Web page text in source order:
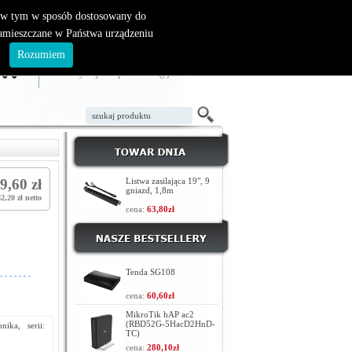
TWÓJ KOSZYK
W koszyku jest 0 produktów(y)
ZAŁÓŻ KONTO LOGOWANIE
zł
zł netto
serii:
Listwa zasilająca 19", 9
gniazd, 1,8m
cena: 63,80zł
Tenda SG108
cena: 60,60zł
MikroTik hAP ac2
(RBD52G-5HacD2HnD-
TC)
cena: 280,10zł
tym w sposób dostosowany do
w Państwa urządzeniu
Rozumiem